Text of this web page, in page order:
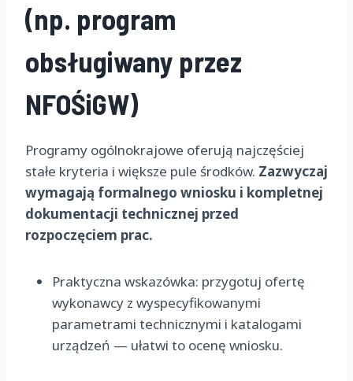
(np. program
obsługiwany przez
NFOŚiGW)
Programy ogólnokrajowe oferują najczęściej
stałe kryteria i większe pule środków. Zazwyczaj
wymagają formalnego wniosku i kompletnej
dokumentacji technicznej przed
rozpoczęciem prac.
Praktyczna wskazówka: przygotuj ofertę
wykonawcy z wyspecyfikowanymi
parametrami technicznymi i katalogami
urządzeń — ułatwi to ocenę wniosku.